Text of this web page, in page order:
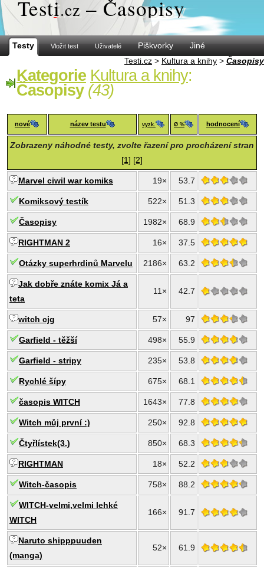
Testi.cz – Časopisy
Testy Vložit test Uživatelé Piškvorky
Jiné
Testi.cz > Kultura a knihy > Časopisy
Kategorie Kultura a knihy:
Časopisy (43)
nové název testu vyzk. Ø % hodnocení
Zobrazeny náhodné testy, zvolte řazení pro procházení stran
[1] [2]
Marvel ciwil war komiks 19× 53.7
Komiksový testík 522× 51.3
Časopisy 1982× 68.9
RIGHTMAN 2 16× 37.5
Otázky superhrdinů Marvelu 2186× 63.2
Jak dobře znáte komix Já a
teta
11× 42.7
witch cjg 57× 97
Garfield - těžší 498× 55.9
Garfield - stripy 235× 53.8
Rychlé šípy 675× 68.1
časopis WITCH 1643× 77.8
Witch můj první :) 250× 92.8
Čtyřlístek(3.) 850× 68.3
RIGHTMAN 18× 52.2
Witch-časopis 758× 88.2
WITCH-velmi,velmi lehké
WITCH
166× 91.7
Naruto shipppuuden
(manga)
52× 61.9